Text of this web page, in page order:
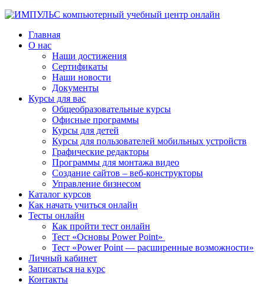
Главная
О нас
Наши достижения
Сертификаты
Наши новости
Документы
Курсы для вас
Общеобразовательные курсы
Офисные программы
Курсы для детей
Курсы для пользователей мобильных устройств
Графические редакторы
Программы для монтажа видео
Создание сайтов – веб-конструкторы
Управление бизнесом
Каталог курсов
Как начать учиться онлайн
Тесты онлайн
Как пройти тест онлайн
Тест «Основы Power Point»
Тест «Power Point — расширенные возможности»
Личный кабинет
Записаться на курс
Контакты